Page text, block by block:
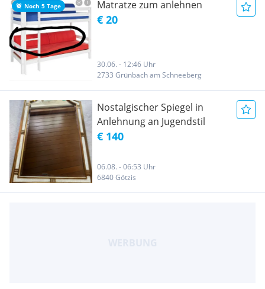
Noch 5 Tage Matratze zum anlehnen
€ 20
30.06. - 12:46 Uhr
2733 Grünbach am Schneeberg
Nostalgischer Spiegel in
Anlehnung an Jugendstil
€ 140
06.08. - 06:53 Uhr
6840 Götzis